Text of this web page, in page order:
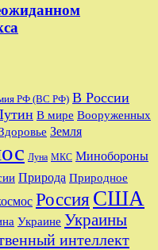
РФ (ВС РФ) В России
В мире Вооруженных
Земля
Луна МКС Минобороны
Природа Природное
Россия США
Украине Украины
интеллект